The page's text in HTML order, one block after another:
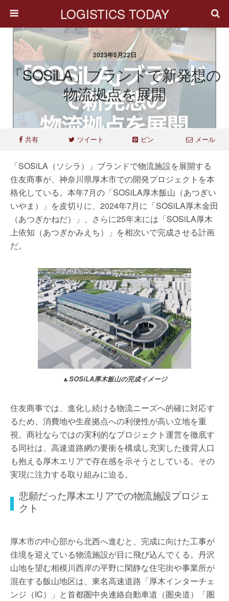
LOGISTICS TODAY
2023年5月22日
「SOSiLA」ブランドで新発想の
物流拠点を展開
共有 ツイート ピン メール
「SOSiLA（ソシラ）」ブランドで物流施設を展開する
住友商事が、神奈川県厚木市での開発プロジェクトを本
格化している。本年7月の「SOSiLA厚木飯山（あつぎい
いやま）」を皮切りに、2024年7月に「SOSiLA厚木金田
（あつぎかねだ）」、さらに25年末には「SOSiLA厚木
上依知（あつぎかみえち）」を相次いで完成させる計画
だ。
▲SOSiLA厚木飯山の完成イメージ
住友商事では、進化し続ける物流ニーズへ的確に対応す
るため、消費地や生産拠点への利便性が高い立地を重
視。商社ならではの実利的なプロジェクト運営を徹底す
る同社は、高速道路網の要衝を構成し充実した後背人口
も抱える厚木エリアで存在感を示そうとしている。その
実現に注力する取り組みに迫る。
悲願だった厚木エリアでの物流施設プロジェ
クト
厚木市の中心部から北西へ進むと、完成に向けた工事が
佳境を迎えている物流施設が目に飛び込んでくる。丹沢
山地を望む相模川西岸の平野に閑静な住宅街や事業所が
混在する飯山地区は、東名高速道路「厚木インターチェ
ンジ（IC）」と首都圏中央連絡自動車道（圏央道）「圏